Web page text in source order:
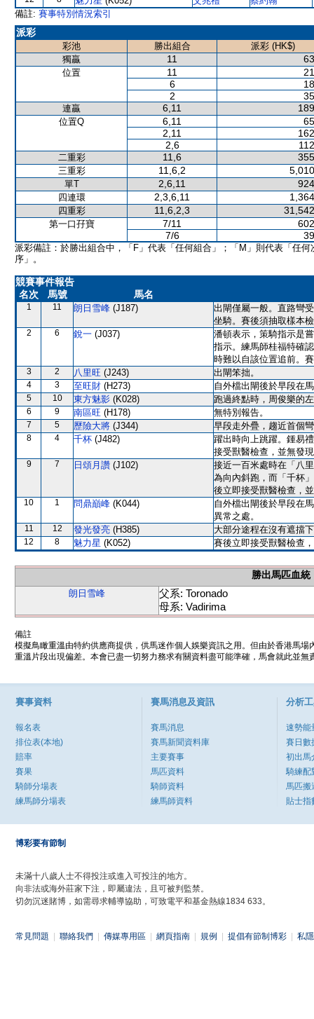
備註: 賽事特別情況索引
派彩
彩池 勝出組合
派彩 (HK$)
獨贏
11
位置 11
6
2
連贏 6,11
位置Q 6,11
2,11
2,6
二重彩 11,6
三重彩 11,6,2
單T 2,6,11
四連環 2,3,6,11
四重彩 11,6,2,3
第一口孖寶 7/11
7/6
派彩備註：於勝出組合中，「F」代表「任何組合」；「M」則代表「任何
序」。
競賽事件報告
名次
馬號 馬名
1 11 朗日雪峰 (J187)
出閘僅屬一般。直路彎
坐騎。賽後須抽取樣本
2 6 銳一 (J037)
潘頓表示，策騎指示是
指示。練馬師桂福特確
時難以自該位置追前。
3 2 八里旺 (J243) 出閘笨拙。
4 3 至旺財 (H273) 自外檔出閘後於早段在
5 10 東方魅影 (K028) 跑過終點時，周俊樂的
6 9 南區旺 (H178) 無特別報告。
7 5 歷險大將 (J344) 早段走外疊，趨近首個
8 4 千杯 (J482)
躍出時向上跳躍。鍾易
接受獸醫檢查，並無發
9 7 日頌月讚 (J102)
接近一百米處時在「八
為向內斜跑，而「千杯
後立即接受獸醫檢查，
10 1 問鼎巔峰 (K044)
自外檔出閘後於早段在
異常之處。
11 12 發光發亮 (H385) 大部分途程在沒有遮擋
12 8 魅力星 (K052) 賽後立即接受獸醫檢查
勝出馬匹血統
朗日雪峰
父系: Toronado
母系: Vadirima
備註
模擬鳥瞰重溫由特約供應商提供，供馬迷作個人娛樂資訊之用。但由於香港馬
重溫片段出現偏差。本會已盡一切努力務求有關資料盡可能準確，馬會就此並
賽事資料
報名表
排位表(本地)
賠率
賽果
騎師分場表
練馬師分場表
賽馬消息及資訊
賽馬消息
賽馬新聞資料庫
主要賽事
馬匹資料
騎師資料
練馬師資料
分析
速勢能
賽日數
初出馬
騎練配
馬匹搬
貼士指
博彩要有節制
未滿十八歲人士不得投注或進入可投注的地方。
向非法或海外莊家下注，即屬違法，且可被判監禁。
切勿沉迷賭博，如需尋求輔導協助，可致電平和基金熱線1834 633。
常見問題 聯絡我們 傳媒專用區 網頁指南 規例 提倡有節制博彩 私